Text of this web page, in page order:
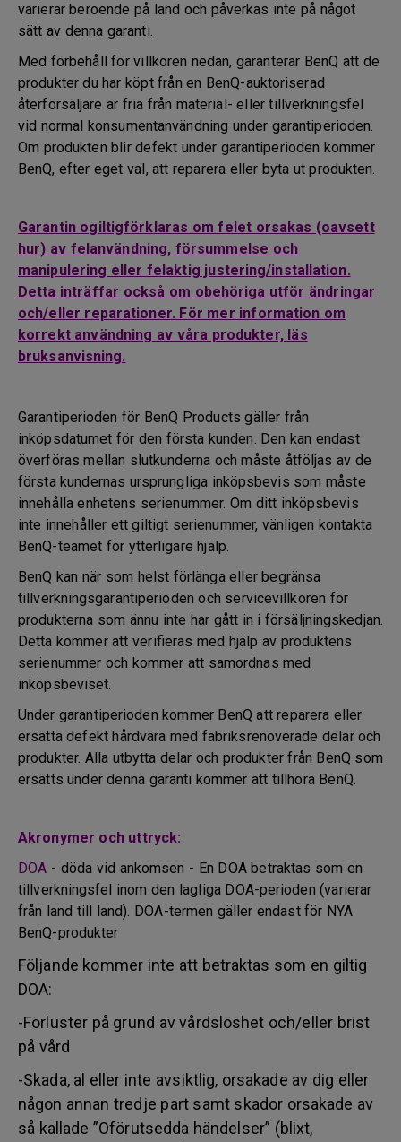
varierar beroende på land och påverkas inte på något
sätt av denna garanti.
Med förbehåll för villkoren nedan, garanterar BenQ att de
produkter du har köpt från en BenQ-auktoriserad
återförsäljare är fria från material- eller tillverkningsfel
vid normal konsumentanvändning under garantiperioden.
Om produkten blir defekt under garantiperioden kommer
BenQ, efter eget val, att reparera eller byta ut produkten.
Garantin ogiltigförklaras om felet orsakas (oavsett
hur) av felanvändning, försummelse och
manipulering eller felaktig justering/installation.
Detta inträffar också om obehöriga utför ändringar
och/eller reparationer. För mer information om
korrekt användning av våra produkter, läs
bruksanvisning.
Garantiperioden för BenQ Products gäller från
inköpsdatumet för den första kunden. Den kan endast
överföras mellan slutkunderna och måste åtföljas av de
första kundernas ursprungliga inköpsbevis som måste
innehålla enhetens serienummer. Om ditt inköpsbevis
inte innehåller ett giltigt serienummer, vänligen kontakta
BenQ-teamet för ytterligare hjälp.
BenQ kan när som helst förlänga eller begränsa
tillverkningsgarantiperioden och servicevillkoren för
produkterna som ännu inte har gått in i försäljningskedjan.
Detta kommer att verifieras med hjälp av produktens
serienummer och kommer att samordnas med
inköpsbeviset.
Under garantiperioden kommer BenQ att reparera eller
ersätta defekt hårdvara med fabriksrenoverade delar och
produkter. Alla utbytta delar och produkter från BenQ som
ersätts under denna garanti kommer att tillhöra BenQ.
Akronymer och uttryck:
DOA - döda vid ankomsen - En DOA betraktas som en
tillverkningsfel inom den lagliga DOA-perioden (varierar
från land till land). DOA-termen gäller endast för NYA
BenQ-produkter
Följande kommer inte att betraktas som en giltig
DOA:
-Förluster på grund av vårdslöshet och/eller brist
på vård
-Skada, al eller inte avsiktlig, orsakade av dig eller
någon annan tredje part samt skador orsakade av
så kallade ”Oförutsedda händelser” (blixt,